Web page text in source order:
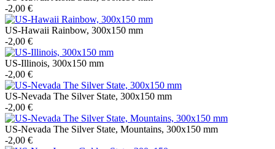
-2,00 €
US-Hawaii Rainbow, 300x150 mm
-2,00 €
US-Illinois, 300x150 mm
-2,00 €
US-Nevada The Silver State, 300x150 mm
-2,00 €
US-Nevada The Silver State, Mountains, 300x150 mm
-2,00 €